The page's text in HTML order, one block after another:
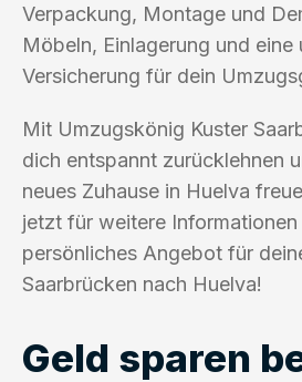
Verpackung, Montage und
Möbeln, Einlagerung und eine
Versicherung für dein
Mit Umzugskönig Kuster
dich entspannt zurücklehnen
neues Zuhause in Huelva
jetzt für weitere Informationen
persönliches Angebot für
Saarbrücken nach Huelva!
Geld sparen